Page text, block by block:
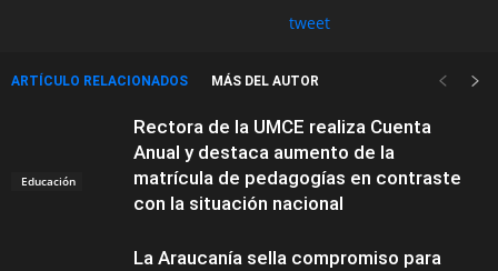
tweet
ARTÍCULO RELACIONADOS MÁS DEL AUTOR
Educación
Rectora de la UMCE realiza Cuenta
Anual y destaca aumento de la
matrícula de pedagogías en contraste
con la situación nacional
La Araucanía sella compromiso para